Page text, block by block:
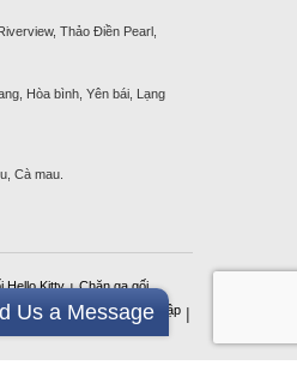
Thảo Điền Pearl,
Hòa bình, Yên bái, Lạng
Cà mau.
Hello Kitty|Chăn ga gối
Chăn ga gối đệm|Bộ sưu tập |
Us a Message